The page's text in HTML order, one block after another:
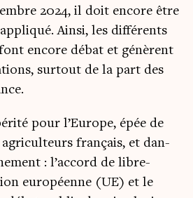
2024, il doit encore être
Ain­si, les dif­fé­rents
encore débat et génèrent
sur­tout de la part des
pour l’Europe, épée de
fran­çais, et dan­
: l’accord de libre-
euro­péenne (UE) et le